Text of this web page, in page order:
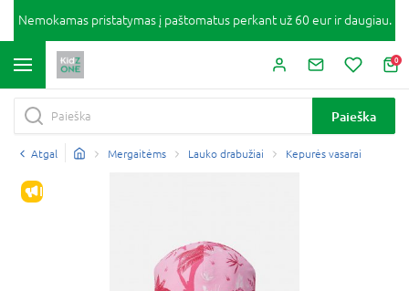
Nemokamas pristatymas į paštomatus perkant už 60 eur ir daugiau.
0
Paieška
Atgal Mergaitėms Lauko drabužiai Kepurės vasarai
IŠPARDAVIMAS